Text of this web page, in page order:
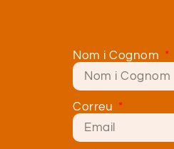
Nom i Cognom
Correu